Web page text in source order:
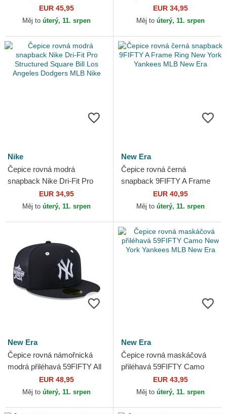
Hall Of Fame New York
Yankees MLB New Era
EUR 45,95
Měj to úterý, 11. srpen
Structured Square Bill New
York Yankees MLB Nike
EUR 34,95
Měj to úterý, 11. srpen
Nike
Čepice rovná modrá
snapback Nike Dri-Fit Pro
Structured Square Bill Los
Angeles Dodgers MLB Nike
EUR 34,95
Měj to úterý, 11. srpen
New Era
Čepice rovná černá
snapback 9FIFTY A Frame
Ring New York Yankees MLB
New Era
EUR 40,95
Měj to úterý, 11. srpen
New Era
Čepice rovná námořnická
modrá přiléhavá 59FIFTY All
Star Game Workout New
York Yankees MLB New Era
EUR 48,95
Měj to úterý, 11. srpen
New Era
Čepice rovná maskáčová
přiléhavá 59FIFTY Camo
New York Yankees MLB New
EUR 43,95
Měj to úterý, 11. srpen